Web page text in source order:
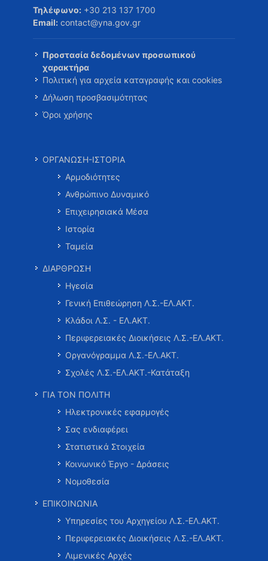
Τηλέφωνο: +30 213 137 1700
Email: contact@yna.gov.gr
Προστασία δεδομένων προσωπικού
χαρακτήρα
Πολιτική για αρχεία καταγραφής και cookies
Δήλωση προσβασιμότητας
Όροι χρήσης
ΟΡΓΑΝΩΣΗ-ΙΣΤΟΡΙΑ
Αρμοδιότητες
Ανθρώπινο Δυναμικό
Επιχειρησιακά Μέσα
Ιστορία
Ταμεία
ΔΙΑΡΘΡΩΣΗ
Ηγεσία
Γενική Επιθεώρηση Λ.Σ.-ΕΛ.ΑΚΤ.
Κλάδοι Λ.Σ. - ΕΛ.ΑΚΤ.
Περιφερειακές Διοικήσεις Λ.Σ.-ΕΛ.ΑΚΤ.
Οργανόγραμμα Λ.Σ.-ΕΛ.ΑΚΤ.
Σχολές Λ.Σ.-ΕΛ.ΑΚΤ.-Κατάταξη
ΓΙΑ ΤΟΝ ΠΟΛΙΤΗ
Ηλεκτρονικές εφαρμογές
Σας ενδιαφέρει
Στατιστικά Στοιχεία
Κοινωνικό Έργο - Δράσεις
Νομοθεσία
ΕΠΙΚΟΙΝΩΝΙΑ
Υπηρεσίες του Αρχηγείου Λ.Σ.-ΕΛ.ΑΚΤ.
Περιφερειακές Διοικήσεις Λ.Σ.-ΕΛ.ΑΚΤ.
Λιμενικές Αρχές